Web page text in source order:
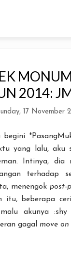
2014:
17 November
begini
yang lalu, aku
Intinya, dia
terhadap
menengok post-
itu, beberapa
akunya
gagal move on